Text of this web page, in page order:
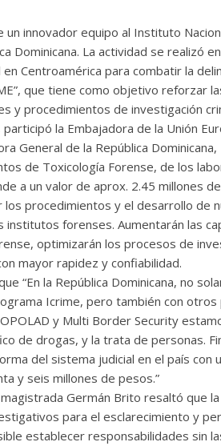
un innovador equipo al Instituto
Dominicana. La actividad se realizó
Centroamérica para combatir la
que tiene como objetivo reforzar
y procedimientos de investigación
la Embajadora de la Unión
General de la República
de Toxicología Forense, de los
a un valor de aprox. 2.45 millones
procedimientos y el desarrollo de
institutos forenses. Aumentarán las
optimizarán los procesos de
mayor rapidez y confiabilidad.
“En la República Dominicana, no
Icrime, pero también con
y Multi Border Security
de drogas, y la trata de personas.
del sistema judicial en el país con
y seis millones de pesos.”
Germán Brito resaltó que
para el esclarecimiento y
establecer responsabilidades sin